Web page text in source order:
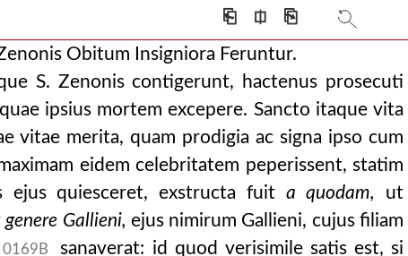
⎗ ⎅ ⎘
Obitum Insigniora Feruntur.
S. Zenonis contigerunt, hactenus prosecuti
ipsius mortem excepere. Sancto itaque vita
vitae merita, quam prodigia ac signa ipso cum
eidem celebritatem peperissent, statim
ejus quiesceret, exstructa fuit a quodam,
ut
genere Gallieni, ejus nimirum Gallieni, cujus filiam
0169B
sanaverat: id quod verisimile satis est, si